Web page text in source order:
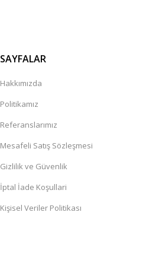
SAYFALAR
Hakkımızda
Politikamız
Referanslarımız
Mesafeli Satış Sözleşmesi
Gizlilik ve Güvenlik
İptal İade Koşullari
Kişisel Veriler Politikası